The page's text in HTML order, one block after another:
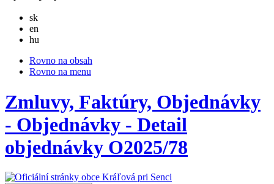
skSlovensky
en
hu
Rovno na obsah
Rovno na menu
Zmluvy, Faktúry, Objednávky
- Objednávky - Detail
objednávky O2025/78